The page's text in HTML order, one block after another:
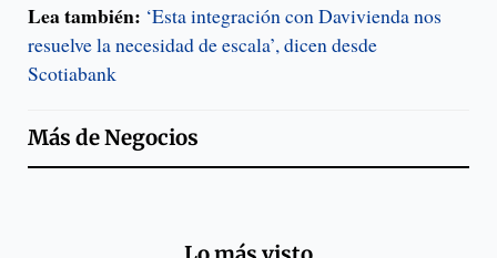
Lea también: ‘Esta integración con Davivienda nos
resuelve la necesidad de escala’, dicen desde
Scotiabank
Más deNegocios